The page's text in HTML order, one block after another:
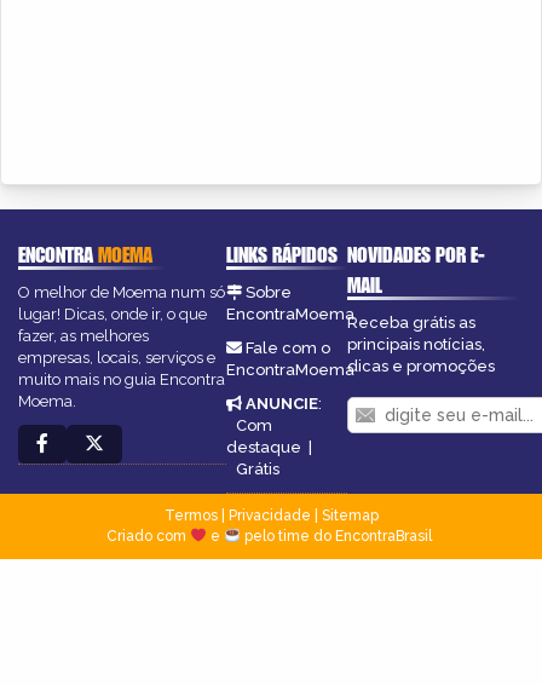
ENCONTRAMOEMA
O melhor de Moema num só
lugar! Dicas, onde ir, o que
fazer, as melhores
empresas, locais, serviços e
muito mais no guia Encontra
Moema.
LINKS RÁPIDOS
Sobre
EncontraMoema
Fale com o
EncontraMoema
ANUNCIE:
Com
destaque |
Grátis
NOVIDADES POR E-
MAIL
Receba grátis as
principais notícias,
dicas e promoções
Termos| Privacidade
Sitemap
Criado com
e pelo time do EncontraBrasil